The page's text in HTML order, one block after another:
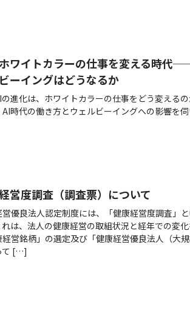
ワイトカラーの仕事を変える時代
ーイングはどうなるか
進化は、ホワイトカラーの仕事をどう変える
時代の働き方とウェルビーイングへの影響を伺
営度調査（調査票）について
優良法人認定制度には、「健康経営度調査」
は、法人の健康経営の取組状況と経年での変化
営銘柄」の選定及び「健康経営優良法人（大
て […]